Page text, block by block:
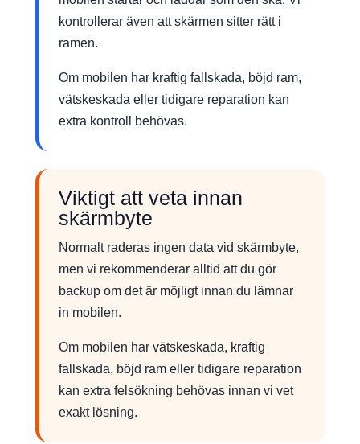
kontrollerar även att skärmen sitter rätt i
ramen.
Om mobilen har kraftig fallskada, böjd ram,
vätskeskada eller tidigare reparation kan
extra kontroll behövas.
Viktigt att veta innan
skärmbyte
Normalt raderas ingen data vid skärmbyte,
men vi rekommenderar alltid att du gör
backup om det är möjligt innan du lämnar
in mobilen.
Om mobilen har vätskeskada, kraftig
fallskada, böjd ram eller tidigare reparation
kan extra felsökning behövas innan vi vet
exakt lösning.